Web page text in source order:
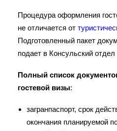
Процедура оформления
не отличается от
Подготовленный пакет
подает в Консульский
Полный список
гостевой визы:
загранпаспорт, срок
окончания планируемой